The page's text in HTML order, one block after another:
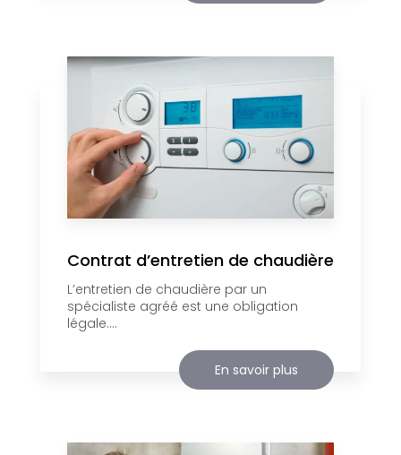
Contrat d’entretien de chaudière
L’entretien de chaudière par un
spécialiste agréé est une obligation
légale....
En savoir plus